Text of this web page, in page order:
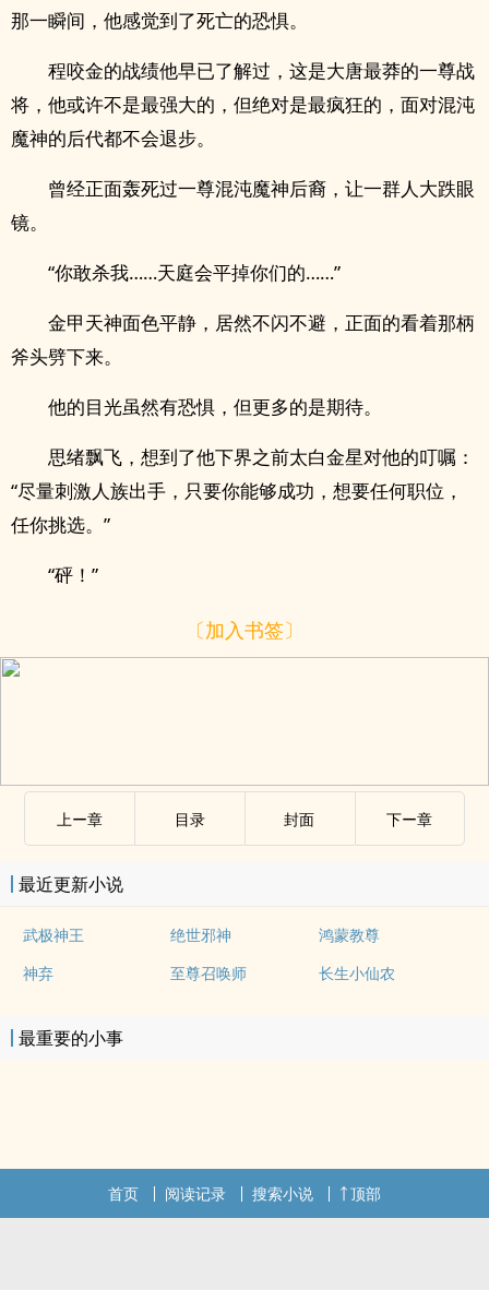
那一瞬间，他感觉到了死亡的恐惧。
程咬金的战绩他早已了解过，这是大唐最莽的一尊战
将，他或许不是最强大的，但绝对是最疯狂的，面对混沌
魔神的后代都不会退步。
曾经正面轰死过一尊混沌魔神后裔，让一群人大跌眼
镜。
“你敢杀我……天庭会平掉你们的……”
金甲天神面色平静，居然不闪不避，正面的看着那柄
斧头劈下来。
他的目光虽然有恐惧，但更多的是期待。
思绪飘飞，想到了他下界之前太白金星对他的叮嘱：
“尽量刺激人族出手，只要你能够成功，想要任何职位，
任你挑选。”
“砰！”
〔加入书签〕
.
上ー章 目录 封面 下ー章
最近更新小说
武极神王 绝世邪神
鸿蒙教尊
神弃
至尊召唤师 长生小仙农
最重要的小事
首页 阅读记录 搜索小说 顶部